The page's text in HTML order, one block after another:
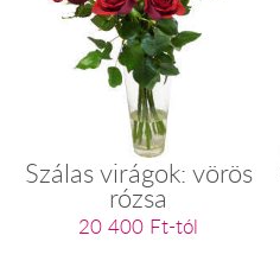
Szálas virágok: vörös
rózsa
20 400 Ft-tól